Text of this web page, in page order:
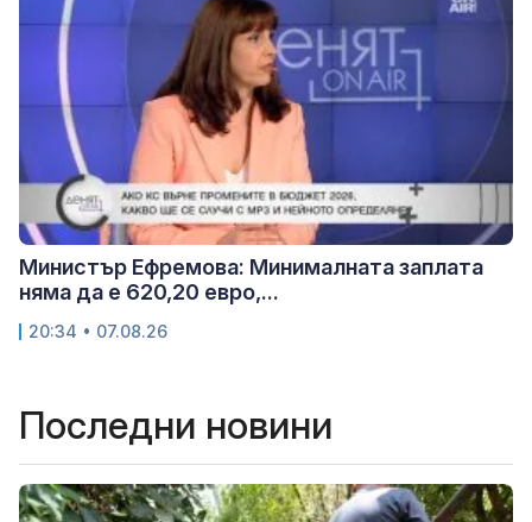
Министър Ефремова: Минималната заплата
няма да е 620,20 евро,...
20:34 • 07.08.26
Последни новини